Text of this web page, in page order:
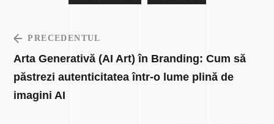
PRECEDENTUL
Arta Generativă (AI Art) în Branding: Cum să
păstrezi autenticitatea într-o lume plină de
imagini AI